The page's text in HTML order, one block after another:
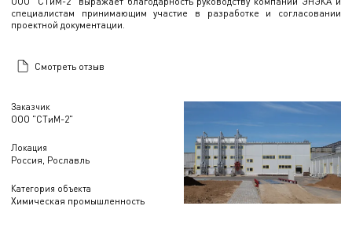
Заказчик
ООО "СТиМ-2"
Локация
Россия, Рославль
Категория объекта
Химическая промышленность
специалистам принимающим участие в разработке и согласовании
проектной документации.
Смотреть отзыв